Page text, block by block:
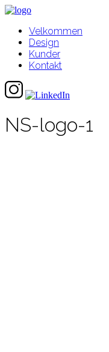
Velkommen
Design
Kunder
Kontakt
NS-logo-1